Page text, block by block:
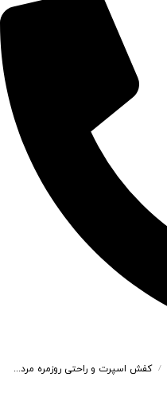
/ کفش اسپرت و راحتی روزمره مردانه رنگ مشکی کد 14156